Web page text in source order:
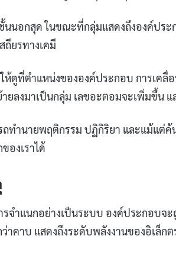
นนอกสุด ในขณะที่กลุ่มแสดงถึงองค์ป
ถียรทางเคมี
ดูที่ตำแหน่งขององค์ประกอบ การเคลื่
ลงมาเป็นกลุ่ม เลขอะตอมจะเพิ่มขึ้น
ถทำนายพฤติกรรม ปฏิกิริยา และแม้แ
องเราได้
รจำแนกอย่างเป็นระบบ องค์ประกอบ
ว่าคาบ แสดงถึงระดับพลังงานของอิเล็